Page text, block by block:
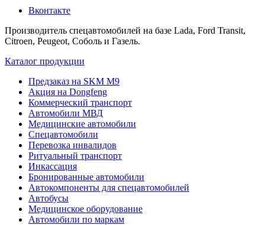
Вконтакте
Производитель спецавтомобилей на базе Lada, Ford Transit,
Citroen, Peugeot, Соболь и Газель.
Каталог продукции
Предзаказ на SKM M9
Акция на Dongfeng
Коммерческий транспорт
Автомобили МВД
Медицинские автомобили
Спецавтомобили
Перевозка инвалидов
Ритуальный транспорт
Инкассация
Бронированные автомобили
Автокомпоненты для спецавтомобилей
Автобусы
Медицинское оборудование
Автомобили по маркам